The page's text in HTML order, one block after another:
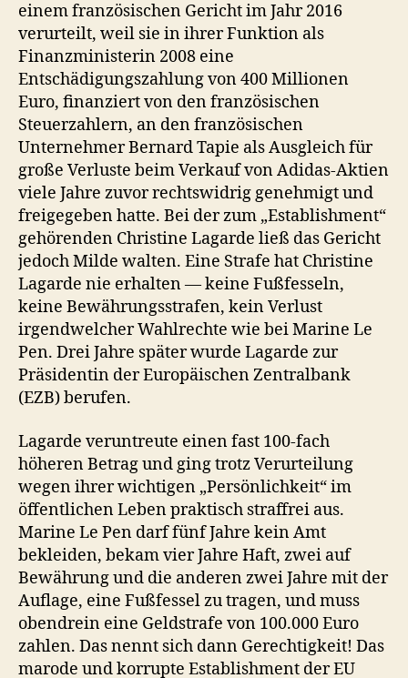
einem französischen Gericht im Jahr 2016
verurteilt, weil sie in ihrer Funktion als
Finanzministerin 2008 eine
Entschädigungszahlung von 400 Millionen
Euro, finanziert von den französischen
Steuerzahlern, an den französischen
Unternehmer Bernard Tapie als Ausgleich für
große Verluste beim Verkauf von Adidas-Aktien
viele Jahre zuvor rechtswidrig genehmigt und
freigegeben hatte. Bei der zum „Establishment“
gehörenden Christine Lagarde ließ das Gericht
jedoch Milde walten. Eine Strafe hat Christine
Lagarde nie erhalten — keine Fußfesseln,
keine Bewährungsstrafen, kein Verlust
irgendwelcher Wahlrechte wie bei Marine Le
Pen. Drei Jahre später wurde Lagarde zur
Präsidentin der Europäischen Zentralbank
(EZB) berufen.
Lagarde veruntreute einen fast 100-fach
höheren Betrag und ging trotz Verurteilung
wegen ihrer wichtigen „Persönlichkeit“ im
öffentlichen Leben praktisch straffrei aus.
Marine Le Pen darf fünf Jahre kein Amt
bekleiden, bekam vier Jahre Haft, zwei auf
Bewährung und die anderen zwei Jahre mit der
Auflage, eine Fußfessel zu tragen, und muss
obendrein eine Geldstrafe von 100.000 Euro
zahlen. Das nennt sich dann Gerechtigkeit! Das
marode und korrupte Establishment der EU